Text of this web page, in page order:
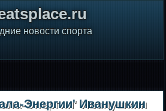
новости спорта
Энергии' Иванушкин